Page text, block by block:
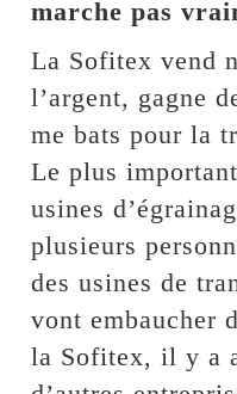
marche pas
La Sofitex vend
l’argent, gagne
me bats pour la
Le plus
usines
plusieurs
des usines de
vont embaucher
la Sofitex, il y a